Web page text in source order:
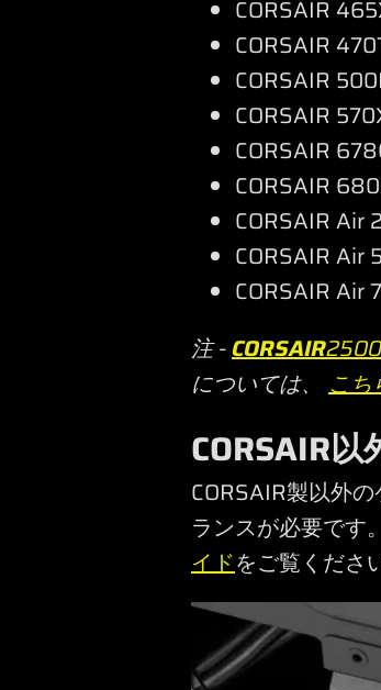
CORSAIR
CORSAIR
CORSAIR
CORSAIR
CORSAIR
CORSAIR
CORSAIR Air
CORSAIR Air
CORSAIR Air
注 -CORSAIR
については、 こち
CORSAIR
CORSAIR製以外
ランスが必要です
イドをご覧くださ